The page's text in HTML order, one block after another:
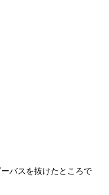
バスを抜けたところで